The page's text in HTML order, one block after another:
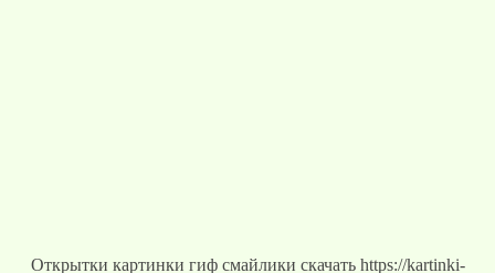
Открытки картинки гиф смайлики скачать https://kartinki-